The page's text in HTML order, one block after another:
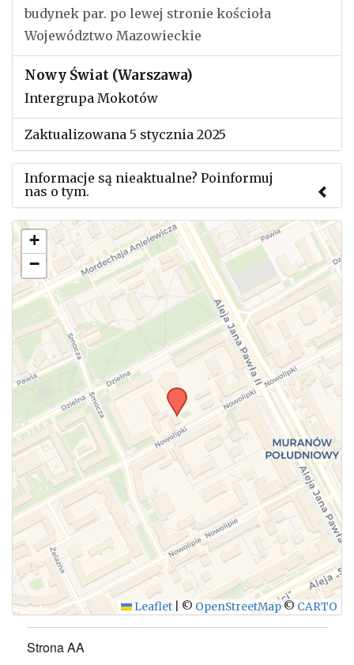
budynek par. po lewej stronie kościoła
Województwo Mazowieckie
Nowy Świat (Warszawa)
Intergrupa Mokotów
Zaktualizowana 5 stycznia 2025
Informacje są nieaktualne? Poinformuj
nas o tym.
Użyj tego formularza aby przesłać informację o
zmianach w powyższym mityngu.
WYŚLIJ
+
−
Leaflet © OpenStreetMap © CARTO
Strona AA